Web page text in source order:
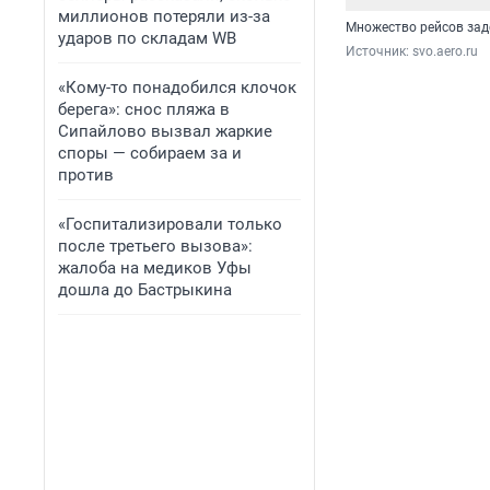
миллионов потеряли из-за
ударов по складам WB
«Кому-то понадобился клочок
берега»: снос пляжа в
Сипайлово вызвал жаркие
споры — собираем за и
против
«Госпитализировали только
после третьего вызова»:
жалоба на медиков Уфы
дошла до Бастрыкина
Множество рейсов
Источник: svo.aero.ru